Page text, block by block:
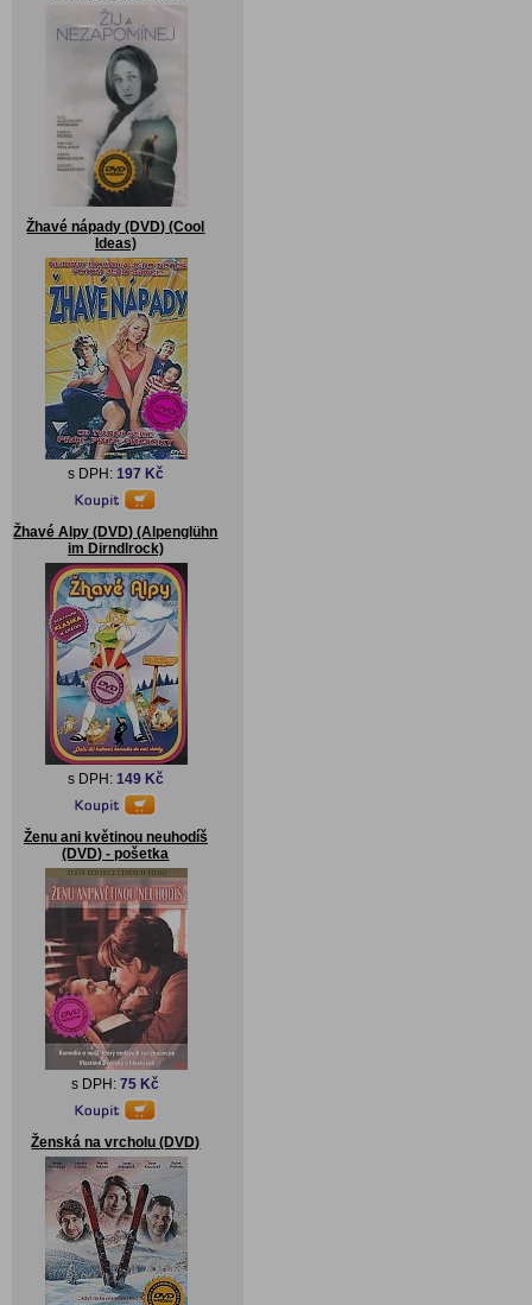
Žhavé nápady (DVD) (Cool
Ideas)
s DPH: 197 Kč
Žhavé Alpy (DVD) (Alpenglühn
im Dirndlrock)
s DPH: 149 Kč
Ženu ani květinou neuhodíš
(DVD) - pošetka
s DPH:75 Kč
Ženská na vrcholu (DVD)